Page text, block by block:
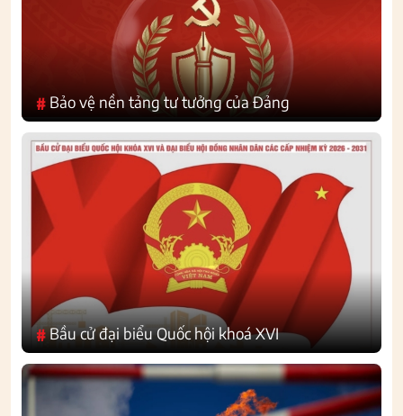
# Bảo vệ nền tảng tư tưởng của Đảng
#Bầu cử đại biểu Quốc hội khoá XVI